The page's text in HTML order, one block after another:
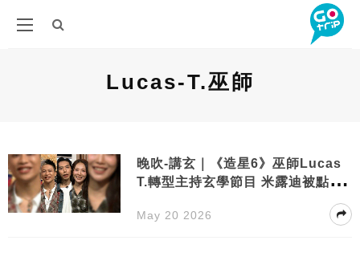
Lucas-T.巫師
晚吹-講玄｜《造星6》巫師Lucas
T.轉型主持玄學節目 米露迪被點名
May 20 2026